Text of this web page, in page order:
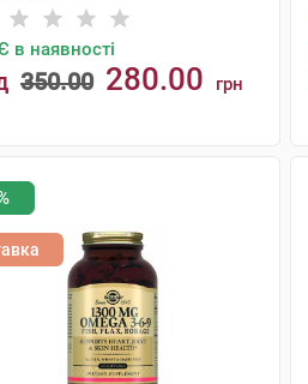
в наявності
350.00 280.00 грн